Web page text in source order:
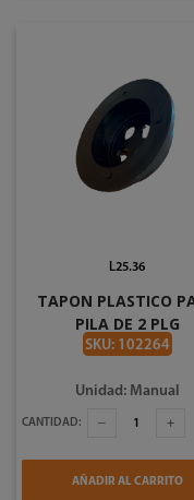
TAPON PLASTICO
PILA DE 2 PLG
SKU: 102264
L25.36
Unidad: Manual
CANTIDAD:
AÑADIR AL CARRITO